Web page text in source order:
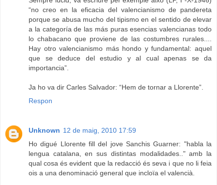
“no creo en la eficacia del valencianismo de pandereta
porque se abusa mucho del tipismo en el sentido de elevar
a la categoría de las más puras esencias valencianas todo
lo chabacano que proviene de las costumbres rurales....
Hay otro valencianismo más hondo y fundamental: aquel
que se deduce del estudio y al cual apenas se da
importancia”.
Ja ho va dir Carles Salvador: “Hem de tornar a Llorente”.
Respon
Unknown 12 de maig, 2010 17:59
Ho digué Llorente fill del jove Sanchis Guarner: "habla la
lengua catalana, en sus distintas modalidades.." amb la
qual cosa és evident que la redacció és seva i que no li feia
ois a una denominació general que incloïa el valencià.